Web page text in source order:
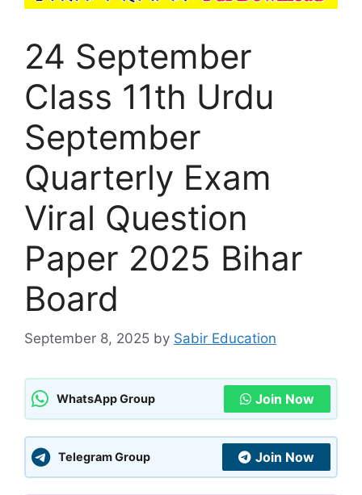
24 September
Class 11th Urdu
September
Quarterly Exam
Viral Question
Paper 2025 Bihar
Board
September 8, 2025 by Sabir Education
WhatsApp Group Join Now
Telegram Group Join Now